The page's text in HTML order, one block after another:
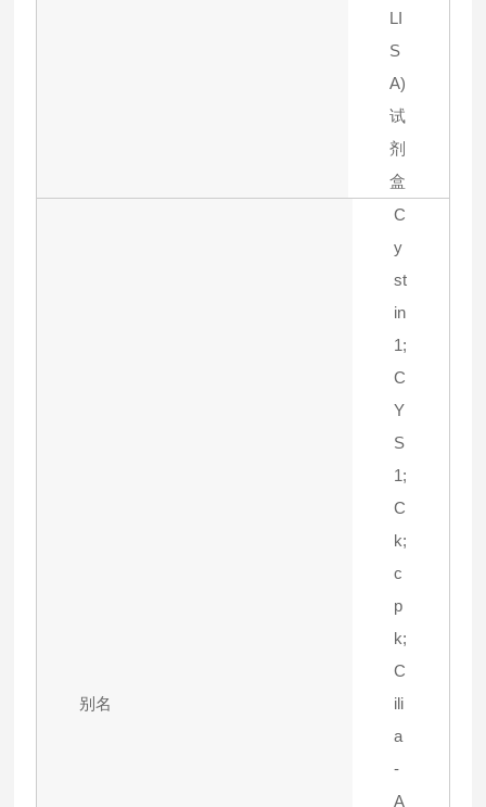
LI
S
A)
试
剂
盒
别名
C
y
st
in
1;
C
Y
S
1;
C
k;
c
p
k;
C
ili
a
-
A